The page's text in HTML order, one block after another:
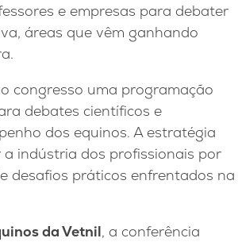
e empresas para debater
áreas que vêm ganhando
congresso uma programação
debates científicos e
dos equinos. A estratégia
indústria dos profissionais por
desafios práticos enfrentados na
da Vetnil, a conferência